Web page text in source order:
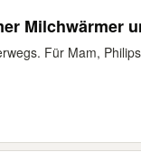
Milchwärmer
Für Mam,